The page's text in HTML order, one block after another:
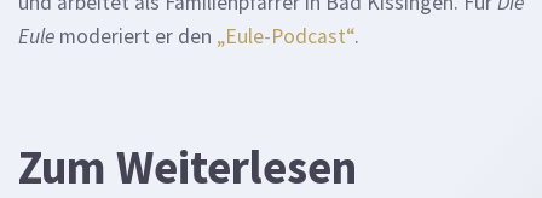
Eule moderiert er den „Eule-Podcast“.
Zum Weiterlesen